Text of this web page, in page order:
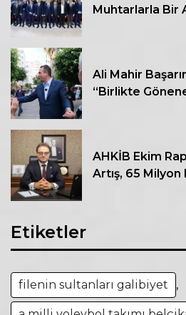
Muhtarlarla Bir
Ali Mahir
“Birlikte
AHKİB Ekim
Artış, 65 Milyon
Etiketler
filenin sultanları galibiyet ,